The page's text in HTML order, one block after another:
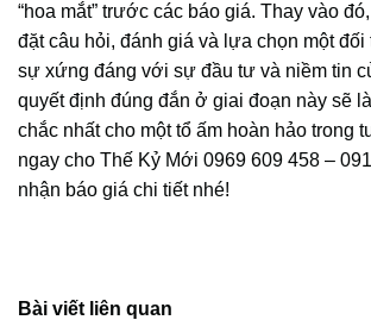
“hoa mắt” trước các báo giá. Thay vào
đặt câu hỏi, đánh giá và lựa chọn một đối
sự xứng đáng với sự đầu tư và niềm tin
quyết định đúng đắn ở giai đoạn này sẽ
chắc nhất cho một tổ ấm hoàn hảo trong
ngay cho Thế Kỷ Mới 0969 609 458 –
nhận báo giá chi tiết nhé!
Bài viết liên quan